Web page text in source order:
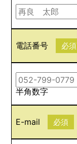
電話番号 必須
半角数字
E-mail 必須